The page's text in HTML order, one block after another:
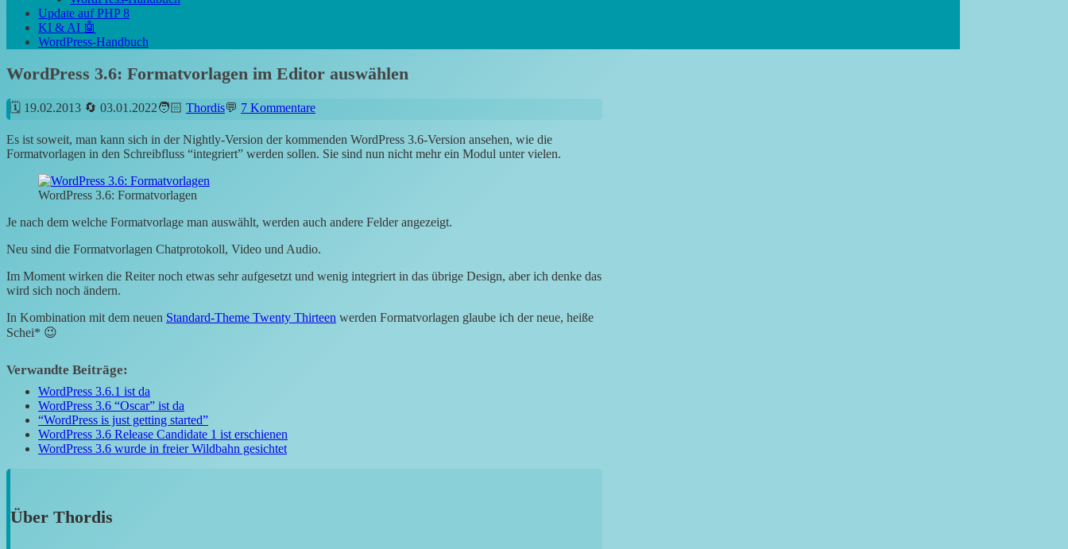
Update auf PHP 8
KI & AI 🤖
WordPress-Handbuch
WordPress 3.6: Formatvorlagen im Editor auswählen
19.02.2013 03.01.2022 Thordis 7 Kommentare
Es ist soweit, man kann sich in der Nightly-Version der kommenden WordPress 3.6-Version ansehen, wie die
Formatvorlagen in den Schreibfluss “integriert” werden sollen. Sie sind nun nicht mehr ein Modul unter vielen.
WordPress 3.6: Formatvorlagen
Je nach dem welche Formatvorlage man auswählt, werden auch andere Felder angezeigt.
Neu sind die Formatvorlagen Chatprotokoll, Video und Audio.
Im Moment wirken die Reiter noch etwas sehr aufgesetzt und wenig integriert in das übrige Design, aber ich denke das
wird sich noch ändern.
In Kombination mit dem neuen Standard-Theme Twenty Thirteen werden Formatvorlagen glaube ich der neue, heiße
Schei* 😉
Verwandte Beiträge:
WordPress 3.6.1 ist da
WordPress 3.6 “Oscar” ist da
“WordPress is just getting started”
WordPress 3.6 Release Candidate 1 ist erschienen
WordPress 3.6 wurde in freier Wildbahn gesichtet
Über Thordis